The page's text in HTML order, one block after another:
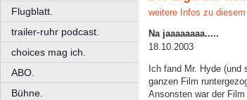
Flugblatt.
trailer-ruhr podcast.
choices mag ich.
ABO.
Bühne.
weitere Infos zu
Na jaaaaaaaa.....
18.10.2003
Ich fand Mr. Hyde
ganzen Film
Ansonsten war der